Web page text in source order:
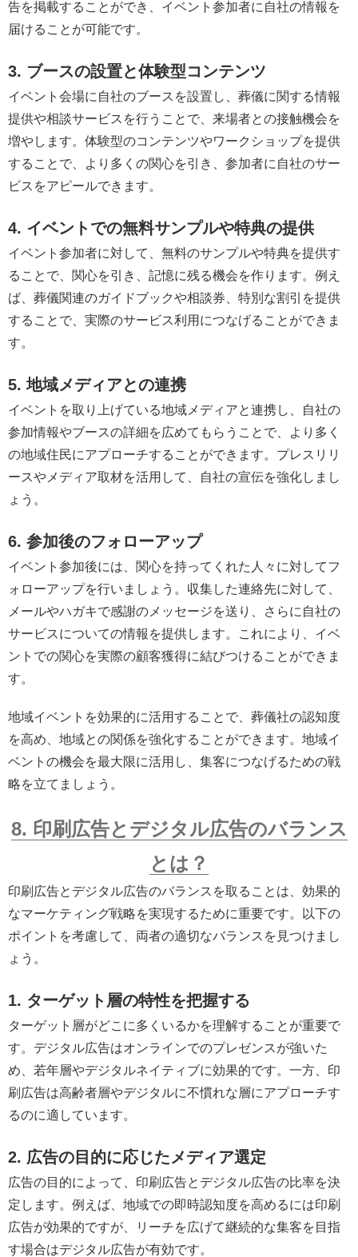
告を掲載することができ、イベント参加者に自社の情報を
届けることが可能です。
3. ブースの設置と体験型コンテンツ
イベント会場に自社のブースを設置し、葬儀に関する情報
提供や相談サービスを行うことで、来場者との接触機会を
増やします。体験型のコンテンツやワークショップを提供
することで、より多くの関心を引き、参加者に自社のサー
ビスをアピールできます。
4. イベントでの無料サンプルや特典の提供
イベント参加者に対して、無料のサンプルや特典を提供す
ることで、関心を引き、記憶に残る機会を作ります。例え
ば、葬儀関連のガイドブックや相談券、特別な割引を提供
することで、実際のサービス利用につなげることができま
す。
5. 地域メディアとの連携
イベントを取り上げている地域メディアと連携し、自社の
参加情報やブースの詳細を広めてもらうことで、より多く
の地域住民にアプローチすることができます。プレスリリ
ースやメディア取材を活用して、自社の宣伝を強化しまし
ょう。
6. 参加後のフォローアップ
イベント参加後には、関心を持ってくれた人々に対してフ
ォローアップを行いましょう。収集した連絡先に対して、
メールやハガキで感謝のメッセージを送り、さらに自社の
サービスについての情報を提供します。これにより、イベ
ントでの関心を実際の顧客獲得に結びつけることができま
す。
地域イベントを効果的に活用することで、葬儀社の認知度
を高め、地域との関係を強化することができます。地域イ
ベントの機会を最大限に活用し、集客につなげるための戦
略を立てましょう。
8. 印刷広告とデジタル広告のバランス
とは？
印刷広告とデジタル広告のバランスを取ることは、効果的
なマーケティング戦略を実現するために重要です。以下の
ポイントを考慮して、両者の適切なバランスを見つけまし
ょう。
1. ターゲット層の特性を把握する
ターゲット層がどこに多くいるかを理解することが重要で
す。デジタル広告はオンラインでのプレゼンスが強いた
め、若年層やデジタルネイティブに効果的です。一方、印
刷広告は高齢者層やデジタルに不慣れな層にアプローチす
るのに適しています。
2. 広告の目的に応じたメディア選定
広告の目的によって、印刷広告とデジタル広告の比率を決
定します。例えば、地域での即時認知度を高めるには印刷
広告が効果的ですが、リーチを広げて継続的な集客を目指
す場合はデジタル広告が有効です。